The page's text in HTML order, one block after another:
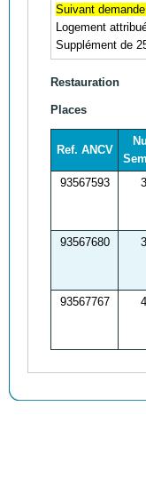
Suivant
Logement
Supplément de
Restauration
Places
Ref. ANCV
93567593
93567680
93567767